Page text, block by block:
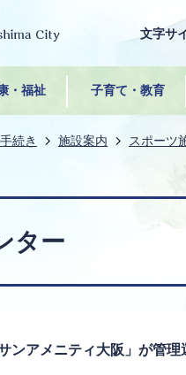
文字サ
・福祉 子育て・教育
続き 施設案内 スポーツ
ター
ンアメニティ大阪」が管理